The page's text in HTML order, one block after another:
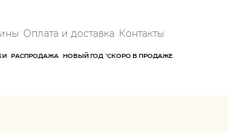
Оплата и доставка Контакты
РАСПРОДАЖА НОВЫЙ ГОД СКОРО В ПРОДАЖЕ